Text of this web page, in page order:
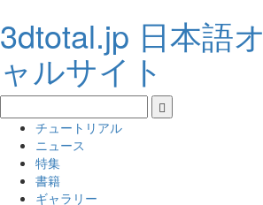
3dtotal.jp 日本語
ャルサイト
チュートリアル
ニュース
特集
書籍
ギャラリー